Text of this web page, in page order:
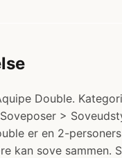
Double.
>
er en 2-
kan sove sammen.